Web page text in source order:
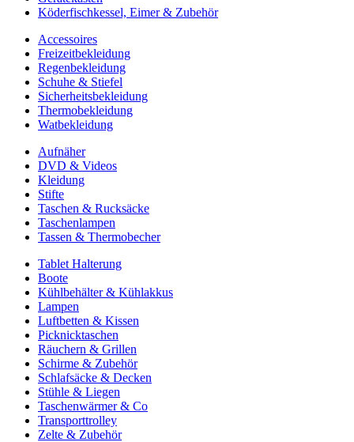
Köderfischkessel, Eimer & Zubehör
Accessoires
Freizeitbekleidung
Regenbekleidung
Schuhe & Stiefel
Sicherheitsbekleidung
Thermobekleidung
Watbekleidung
Aufnäher
DVD & Videos
Kleidung
Stifte
Taschen & Rucksäcke
Taschenlampen
Tassen & Thermobecher
Tablet Halterung
Boote
Kühlbehälter & Kühlakkus
Lampen
Luftbetten & Kissen
Picknicktaschen
Räuchern & Grillen
Schirme & Zubehör
Schlafsäcke & Decken
Stühle & Liegen
Taschenwärmer & Co
Transporttrolley
Zelte & Zubehör